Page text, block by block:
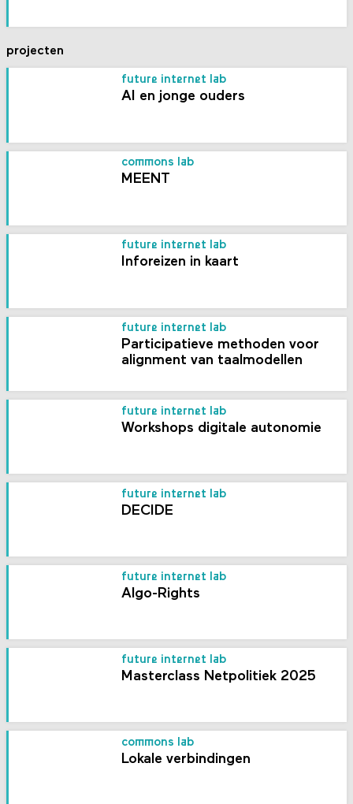
projecten
future internet lab
AI en jonge ouders
commons lab
MEENT
future internet lab
Inforeizen in kaart
future internet lab
Participatieve methoden voor
alignment van taalmodellen
future internet lab
Workshops digitale autonomie
future internet lab
DECIDE
future internet lab
Algo-Rights
future internet lab
Masterclass Netpolitiek 2025
commons lab
Lokale verbindingen